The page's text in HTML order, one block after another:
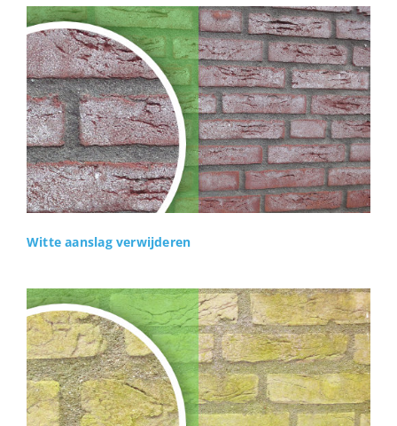
Witte aanslag verwijderen